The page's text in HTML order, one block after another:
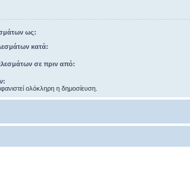
ως:
κατά:
σε πριν από:
ολόκληρη η δημοσίευση.